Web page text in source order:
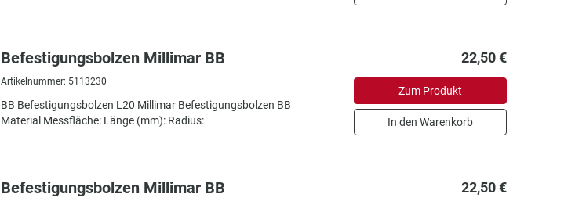
Befestigungsbolzen Millimar BB
Artikelnummer: 5113230
BB Befestigungsbolzen L20 Millimar Befestigungsbolzen BB
Material Messfläche: Länge (mm): Radius:
22,50 €
Zum Produkt
In den Warenkorb
Befestigungsbolzen Millimar BB 22,50 €